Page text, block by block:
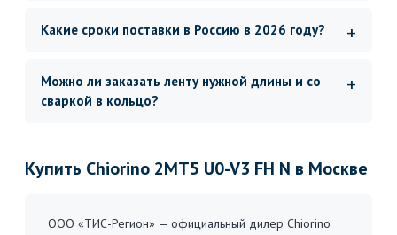
Какие сроки поставки в Россию в 2026 году?
Можно ли заказать ленту нужной длины и со
сваркой в кольцо?
Купить Chiorino 2MT5 U0-V3 FH N в Москве
ООО «ТИС-Регион» — официальный дилер Chiorino